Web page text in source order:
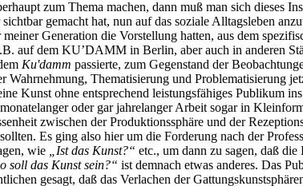
zum Thema machen, dann muß man sich dieses
gemacht hat, nun auf das soziale Alltagsleben
Generation die Vorstellung hatten, aus dem
auf dem KU’DAMM in Berlin, aber auch in anderen
Ku'damm passierte, zum Gegenstand der
Thematisierung und Problematisierung
Kunst ohne entsprechend leistungsfähiges Publikum
oder gar jahrelanger Arbeit sogar in
zwischen der Produktionssphäre und der
Es ging also hier um die Forderung nach der
wie
„Ist das Kunst?“ etc., um dann zu sagen, daß die
soll das Kunst sein?“ ist demnach etwas anderes. Das
gesagt, daß das Verlachen der